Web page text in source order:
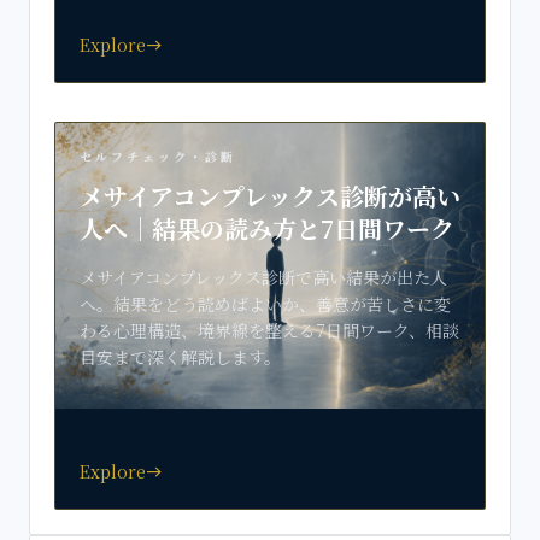
Exploreeast
セルフチェック・診断
メサイアコンプレックス診断が高い
人へ｜結果の読み方と7日間ワーク
メサイアコンプレックス診断で高い結果が出た人
へ。結果をどう読めばよいか、善意が苦しさに変
わる心理構造、境界線を整える7日間ワーク、相談
目安まで深く解説します。
Exploreeast